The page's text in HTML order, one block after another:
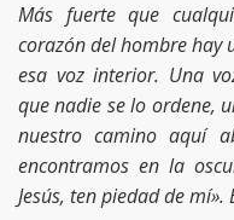
Más fuerte que
corazón del hombre hay
esa voz interior. Una
que nadie se lo ordene,
nuestro camino aquí
encontramos en la
Jesús, ten piedad de